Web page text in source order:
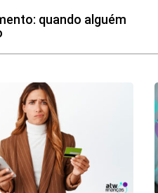
quando alguém